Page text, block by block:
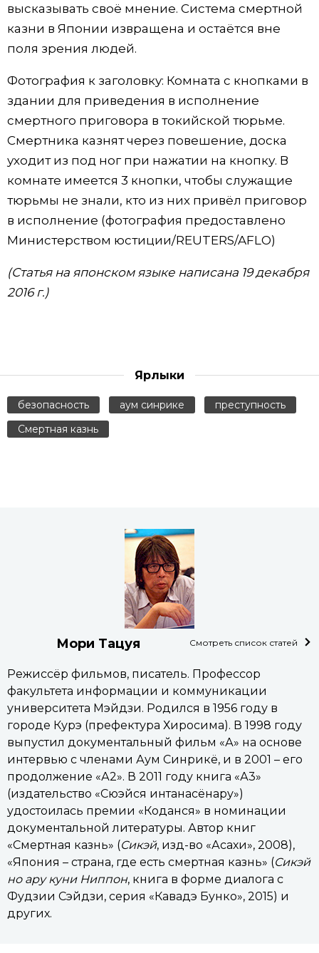
высказывать своё мнение. Система смертной
казни в Японии извращена и остаётся вне
поля зрения людей.
Фотография к заголовку: Комната с кнопками в
здании для приведения в исполнение
смертного приговора в токийской тюрьме.
Смертника казнят через повешение, доска
уходит из под ног при нажатии на кнопку. В
комнате имеется 3 кнопки, чтобы служащие
тюрьмы не знали, кто из них привёл приговор
в исполнение (фотография предоставлено
Министерством юстиции/REUTERS/AFLO)
(Статья на японском языке написана 19 декабря
2016 г.)
Ярлыки
безопасность аум синрике
преступность
Смертная казнь
Мори Тацуя Смотреть список статей
Режиссёр фильмов, писатель. Профессор
факультета информации и коммуникации
университета Мэйдзи. Родился в 1956 году в
городе Курэ (префектура Хиросима). В 1998 году
выпустил документальный фильм «А» на основе
интервью с членами Аум Синрикё, и в 2001 – его
продолжение «А2». В 2011 году книга «А3»
(издательство «Сюэйся интанасёнару»)
удостоилась премии «Коданся» в номинации
документальной литературы. Автор книг
«Смертная казнь» (Сикэй, изд-во «Асахи», 2008),
«Япония – страна, где есть смертная казнь» (Сикэй
но ару куни Ниппон, книга в форме диалога с
Фудзии Сэйдзи, серия «Кавадэ Бунко», 2015) и
других.